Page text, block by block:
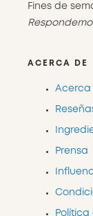
Fines de
ACERCA DE
Acerca
Prensa